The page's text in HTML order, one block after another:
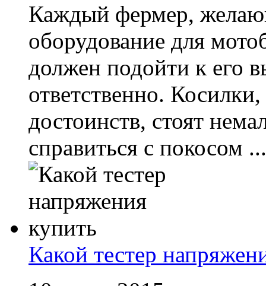
Каждый фермер,
оборудование для
должен подойти к его
ответственно.
достоинств, стоят
справиться с покосом ...
Какой тестер